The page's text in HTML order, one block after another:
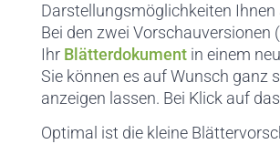
Darstellungsmöglichkeiten Ihnen
Bei den zwei
Ihr Blätterdokument in einem
Sie können es auf Wunsch ganz
anzeigen lassen. Bei Klick auf
Optimal ist die kleine